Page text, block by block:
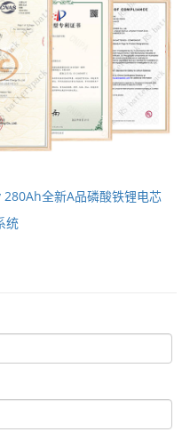
全新A品磷酸铁锂电芯
统